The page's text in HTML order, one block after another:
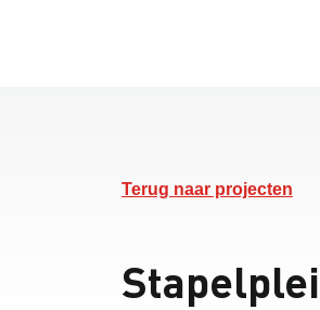
Terug naar projecten